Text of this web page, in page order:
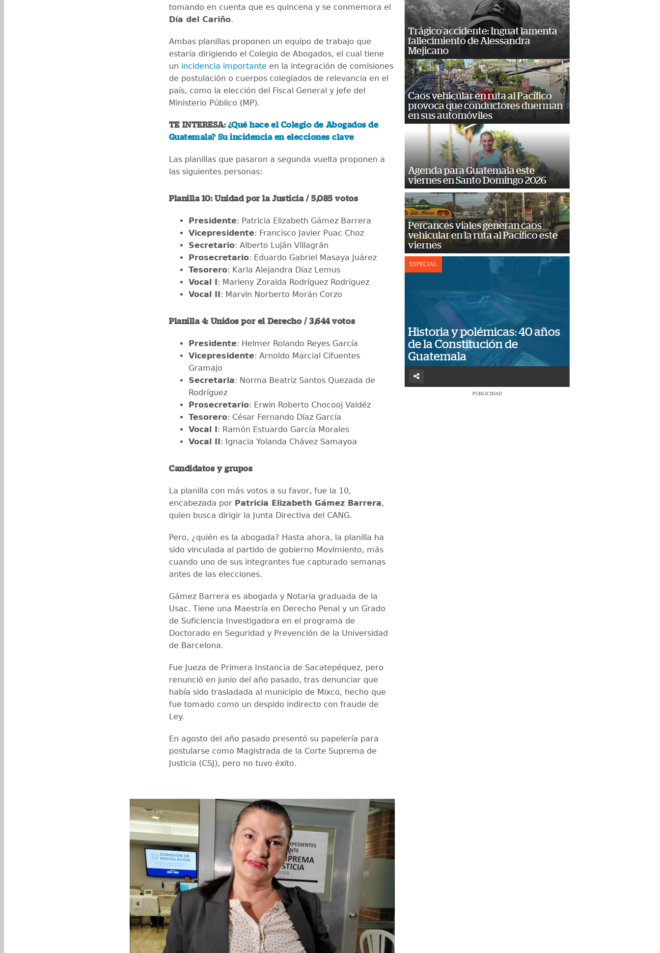
tomando en cuenta que es quincena y se conmemora el
Día del Cariño.
Ambas planillas proponen un equipo de trabajo que
estaría dirigiendo el Colegio de Abogados, el cual tiene
un incidencia importante en la integración de comisiones
de postulación o cuerpos colegiados de relevancia en el
país, como la elección del Fiscal General y jefe del
Ministerio Público (MP).
TE INTERESA: ¿Qué hace el Colegio de Abogados de
Guatemala? Su incidencia en elecciones clave
Las planillas que pasaron a segunda vuelta proponen a
las siguientes personas:
Planilla 10: Unidad por la Justicia / 5,085 votos
Presidente: Patricia Elizabeth Gámez Barrera
Vicepresidente: Francisco Javier Puac Choz
Secretario: Alberto Luján Villagrán
Prosecretario: Eduardo Gabriel Masaya Juárez
Tesorero: Karla Alejandra Díaz Lemus
Vocal I: Marleny Zoraida Rodríguez Rodríguez
Vocal II: Marvin Norberto Morán Corzo
Planilla 4: Unidos por el Derecho / 3,644 votos
Presidente: Helmer Rolando Reyes García
Vicepresidente: Arnoldo Marcial Cifuentes
Gramajo
Secretaria: Norma Beatriz Santos Quezada de
Rodríguez
Prosecretario: Erwin Roberto Chocooj Valdéz
Tesorero: César Fernando Díaz García
Vocal I: Ramón Estuardo García Morales
Vocal II: Ignacia Yolanda Chávez Samayoa
Candidatos y grupos
La planilla con más votos a su favor, fue la 10,
encabezada por Patricia Elizabeth Gámez Barrera,
quien busca dirigir la Junta Directiva del CANG.
Pero, ¿quién es la abogada? Hasta ahora, la planilla ha
sido vinculada al partido de gobierno Movimiento, más
cuando uno de sus integrantes fue capturado semanas
antes de las elecciones.
Gámez Barrera es abogada y Notaria graduada de la
Usac. Tiene una Maestría en Derecho Penal y un Grado
de Suficiencia Investigadora en el programa de
Doctorado en Seguridad y Prevención de la Universidad
de Barcelona.
Fue Jueza de Primera Instancia de Sacatepéquez, pero
renunció en junio del año pasado, tras denunciar que
había sido trasladada al municipio de Mixco, hecho que
fue tomado como un despido indirecto con fraude de
Ley.
En agosto del año pasado presentó su papelería para
postularse como Magistrada de la Corte Suprema de
Justicia (CSJ), pero no tuvo éxito.
Trágico accidente: Inguat lamenta
fallecimiento de Alessandra
Mejicano
Caos vehicular en ruta al Pacífico
provoca que conductores duerman
en sus automóviles
Agenda para Guatemala este
viernes en Santo Domingo 2026
Percances viales generan caos
vehicular en la ruta al Pacífico este
viernes
ESPECIAL
Historia y polémicas: 40 años
de la Constitución de
Guatemala
PUBLICIDAD